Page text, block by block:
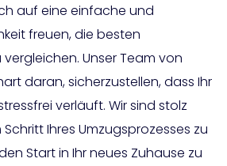
auf eine einfache und
freuen, die besten
Unser Team von
daran, sicherzustellen, dass Ihr
verläuft. Wir sind stolz
Ihres Umzugsprozesses zu
Start in Ihr neues Zuhause zu